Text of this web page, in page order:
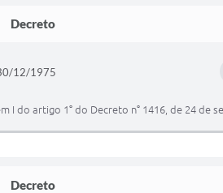
Decreto
12/1975
I do artigo 1° do Decreto n° 1416, de 24 de
Decreto